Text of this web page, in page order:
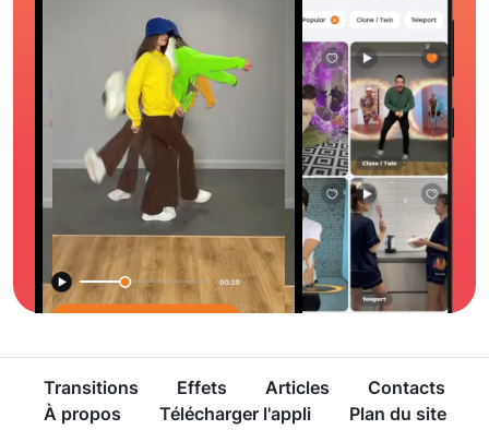
Transitions Effets Articles
Contacts
À propos
Télécharger l'appli Plan du site